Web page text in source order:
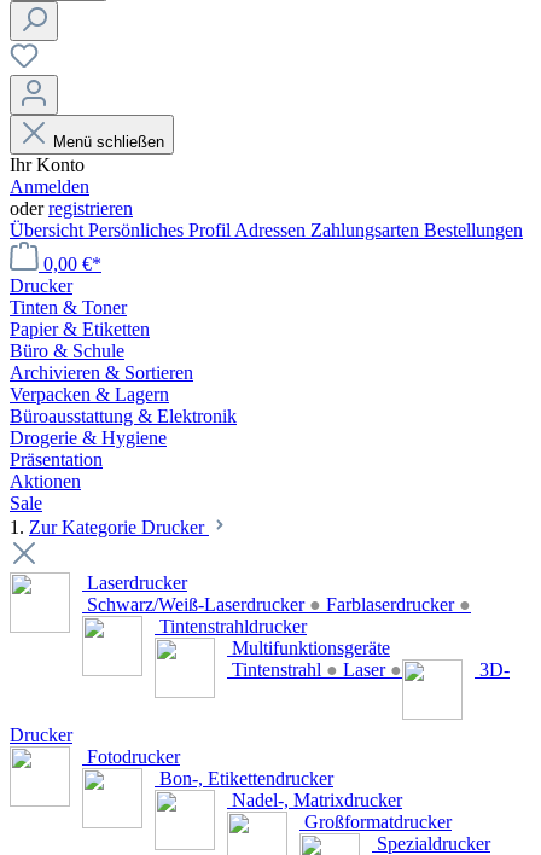
Menü schließen
Ihr Konto
Anmelden
oderregistrieren
Übersicht Persönliches Profil Adressen Zahlungsarten Bestellungen
0,00 €*
Drucker
Tinten & Toner
Papier & Etiketten
Büro & Schule
Archivieren & Sortieren
Verpacken & Lagern
Büroausstattung & Elektronik
Drogerie & Hygiene
Präsentation
Aktionen
Sale
1. Zur Kategorie Drucker
Laserdrucker
Schwarz/Weiß-Laserdrucker ● Farblaserdrucker ●
Tintenstrahldrucker
Multifunktionsgeräte
Tintenstrahl ● Laser ● 3D-
Drucker
Fotodrucker
Bon-, Etikettendrucker
Nadel-, Matrixdrucker
Großformatdrucker
Spezialdrucker